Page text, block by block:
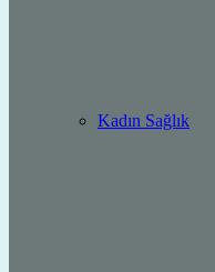
Kadın Sağlık